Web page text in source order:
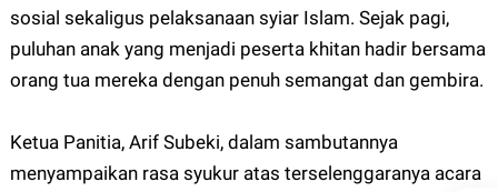
sosial sekaligus pelaksanaan syiar Islam. Sejak pagi,
puluhan anak yang menjadi peserta khitan hadir bersama
orang tua mereka dengan penuh semangat dan gembira.
Ketua Panitia, Arif Subeki, dalam sambutannya
menyampaikan rasa syukur atas terselenggaranya acara